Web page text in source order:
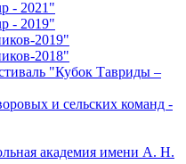
- 2021"
- 2019"
2019"
2018"
"Кубок Тавриды –
и сельских команд -
академия имени А. Н.